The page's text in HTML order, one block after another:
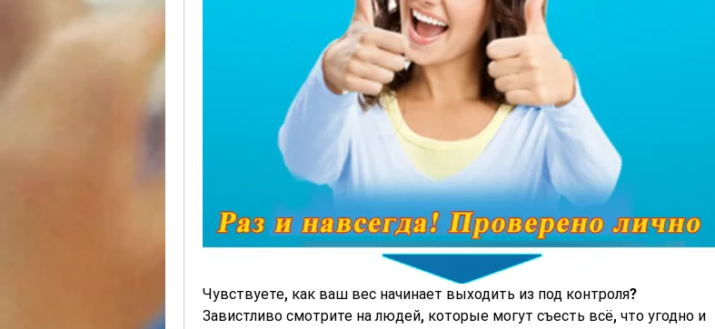
Чувствуете, как ваш вес начинает выходить из под контроля?
Завистливо смотрите на людей, которые могут съесть всё, что угодно и